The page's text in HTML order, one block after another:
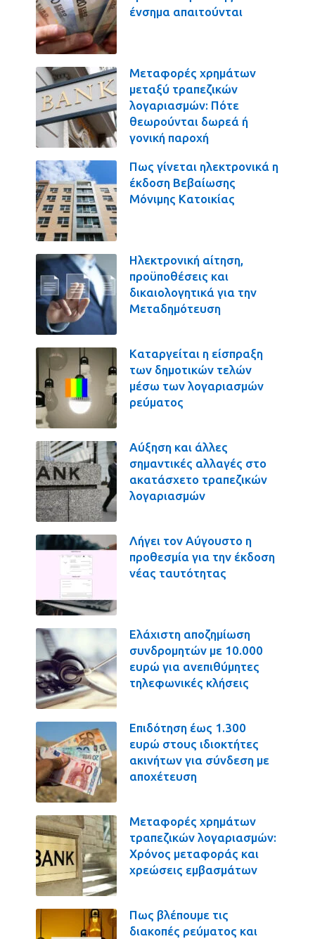
ένσημα απαιτούνται
Μεταφορές χρημάτων
μεταξύ τραπεζικών
λογαριασμών: Πότε
θεωρούνται δωρεά ή
γονική παροχή
Πως γίνεται ηλεκτρονικά η
έκδοση Βεβαίωσης
Μόνιμης Κατοικίας
Ηλεκτρονική αίτηση,
προϋποθέσεις και
δικαιολογητικά για την
Μεταδημότευση
Καταργείται η είσπραξη
των δημοτικών τελών
μέσω των λογαριασμών
ρεύματος
Αύξηση και άλλες
σημαντικές αλλαγές στο
ακατάσχετο τραπεζικών
λογαριασμών
Λήγει τον Αύγουστο η
προθεσμία για την έκδοση
νέας ταυτότητας
Ελάχιστη αποζημίωση
συνδρομητών με 10.000
ευρώ για ανεπιθύμητες
τηλεφωνικές κλήσεις
Επιδότηση έως 1.300
ευρώ στους ιδιοκτήτες
ακινήτων για σύνδεση με
αποχέτευση
Μεταφορές χρημάτων
τραπεζικών λογαριασμών:
Χρόνος μεταφοράς και
χρεώσεις εμβασμάτων
Πως βλέπουμε τις
διακοπές ρεύματος και